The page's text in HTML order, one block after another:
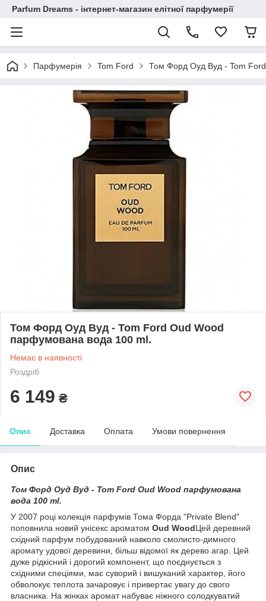
Parfum Dreams - інтернет-магазин елітної парфумерії
Парфумерія Tom Ford Том Форд Оуд Вуд - Tom
Том Форд Оуд Вуд - Tom Ford Oud Wood
парфумована вода 100 ml.
Немає в наявності
Роздріб
6 149 ₴
Опис Доставка Оплата Умови повернення
Опис
Том Форд Оуд Вуд - Tom Ford Oud Wood парфумована
вода 100 ml.
У 2007 році колекція парфумів Тома Форда "Private Blend"
поповнила новий унісекс ароматом Oud WoodЦей деревний
східний парфум побудований навколо смолисто-димного
аромату удової деревини, більш відомої як дерево агар. Цей
дуже рідкісний і дорогий компонент, що поєднується з
східними спеціями, має суворий і вишуканий характер, його
обволокує теплота зачаровує і привертає увагу до свого
власника. На жінках аромат набуває ніжного солодкуватий